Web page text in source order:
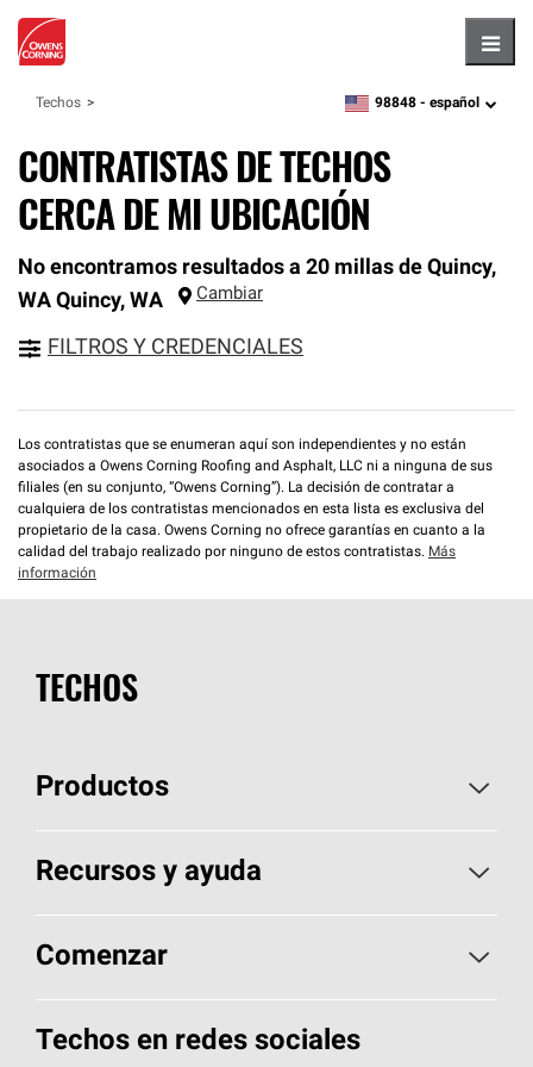
Techos zipcode,language
98848 - español
CONTRATISTAS DE TECHOS
CERCA DE MI UBICACIÓN
No encontramos resultados a 20 millas de Quincy,
WA Quincy, WA Cambiar
FILTROS Y CREDENCIALES
Los contratistas que se enumeran aquí son independientes y no están
asociados a Owens Corning Roofing and Asphalt, LLC ni a ninguna de sus
filiales (en su conjunto, “Owens Corning”). La decisión de contratar a
cualquiera de los contratistas mencionados en esta lista es exclusiva del
propietario de la casa. Owens Corning no ofrece garantías en cuanto a la
calidad del trabajo realizado por ninguno de estos contratistas. Más
información
TECHOS
Productos
Elija sus tejas
Encuentre un contratista
Componentes para techos
Recursos y ayuda
Aspectos básicos sobre techos
Herramientas de diseño y color
Comenzar
Llame al 1-800-GET-PINK®
Techos en redes sociales